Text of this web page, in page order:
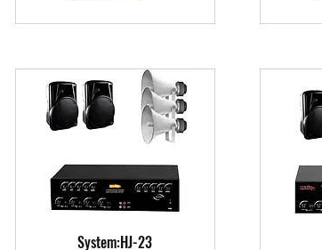
العرض السريع
System:HJ-23